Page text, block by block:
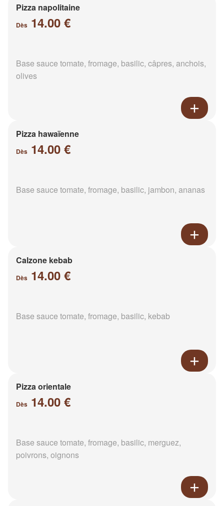
Pizza napolitaine
Dès 14.00 €
Base sauce tomate, fromage, basilic, câpres, anchois,
olives
Pizza hawaïenne
Dès 14.00 €
Base sauce tomate, fromage, basilic, jambon, ananas
Calzone kebab
Dès 14.00 €
Base sauce tomate, fromage, basilic, kebab
Pizza orientale
Dès 14.00 €
Base sauce tomate, fromage, basilic, merguez,
poivrons, oignons